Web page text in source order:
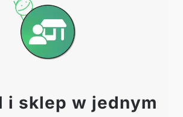
i sklep w jednym